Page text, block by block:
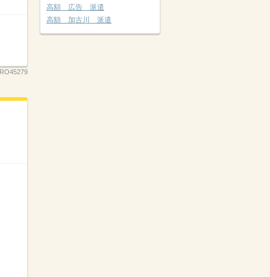
RO45279
高額 広告 派遣
高額 加古川 派遣